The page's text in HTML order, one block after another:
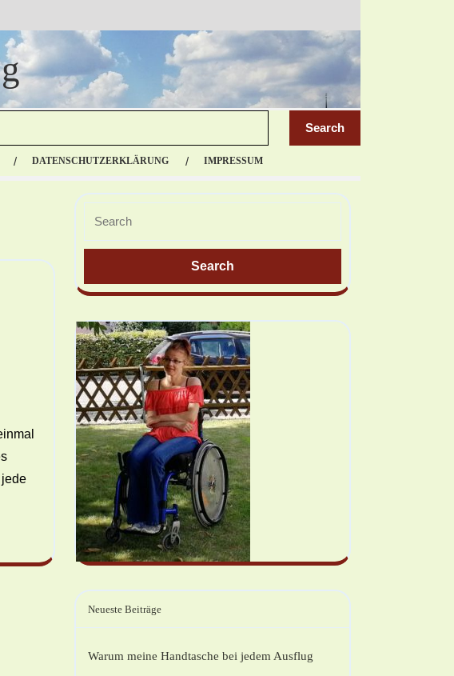
DATENSCHUTZERKLÄRUNG IMPRESSUM
Neueste Beiträge
Warum meine Handtasche bei jedem Ausflug